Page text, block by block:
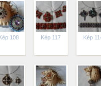
108 Kép 117 Kép